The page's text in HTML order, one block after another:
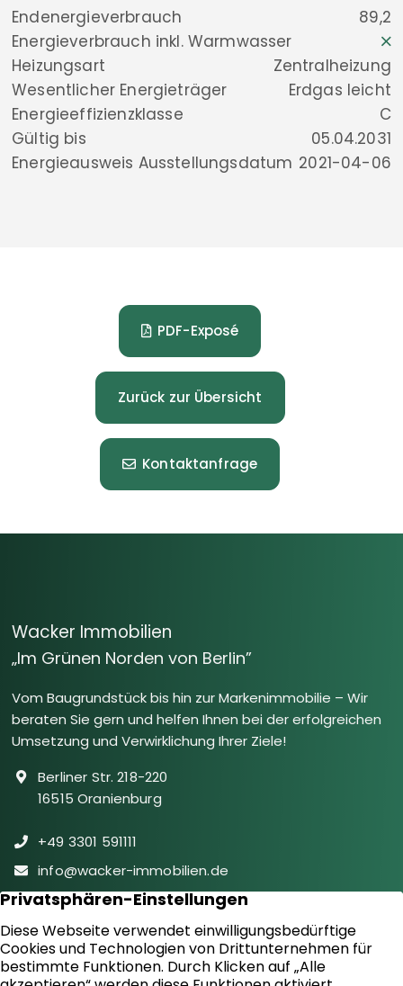
Endenergieverbrauch
89,2
Energieverbrauch inkl. Warmwasser
Heizungsart
Zentralheizung
Wesentlicher Energieträger
Erdgas leicht
Energieeffizienzklasse
C
Gültig bis
05.04.2031
Energieausweis Ausstellungsdatum 2021-04-06
PDF-Exposé
Zurück zur Übersicht
Kontaktanfrage
Wacker Immobilien
„Im Grünen Norden von Berlin”
Vom Baugrundstück bis hin zur Markenimmobilie – Wir
beraten Sie gern und helfen Ihnen bei der erfolgreichen
Umsetzung und Verwirklichung Ihrer Ziele!
Berliner Str. 218-220
16515 Oranienburg
+49 3301 591111
info@wacker-immobilien.de
Folgen Sie uns auf facebook
Immobilien Downloads